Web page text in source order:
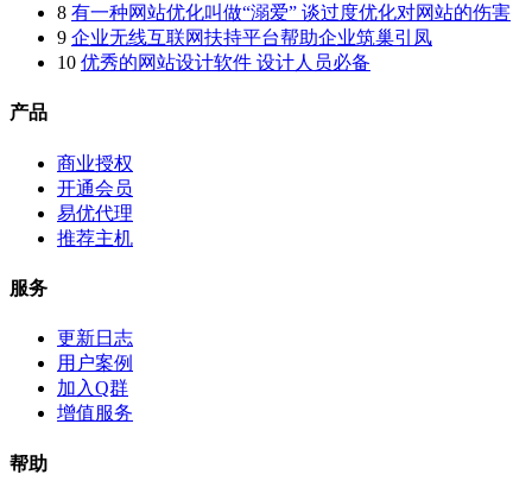
8 有一种网站优化叫做“溺爱” 谈过度优化对网站的伤害
9 企业无线互联网扶持平台帮助企业筑巢引凤
10 优秀的网站设计软件 设计人员必备
产品
商业授权
开通会员
易优代理
推荐主机
服务
更新日志
用户案例
加入Q群
增值服务
帮助